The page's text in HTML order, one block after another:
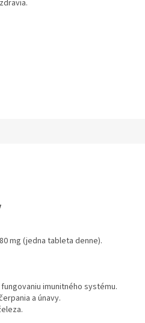
80 mg (jedna tableta denne).
imunitného systému.
a únavy.